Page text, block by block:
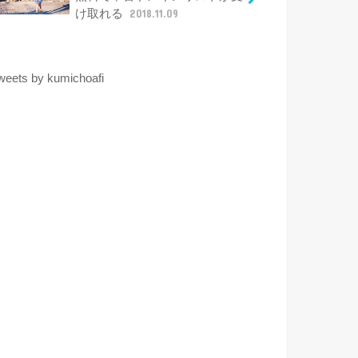
け取れる
2018.11.09
by kumichoafi